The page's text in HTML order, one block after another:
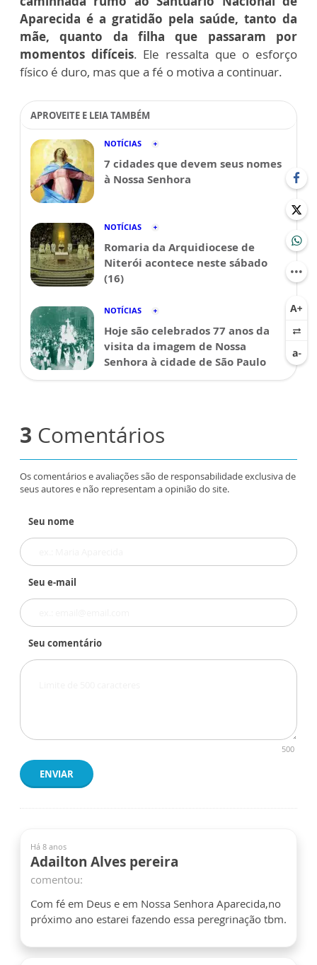
Aparecida é a gratidão pela saúde, tanto da
mãe, quanto da filha que passaram por
momentos difíceis. Ele ressalta que o esforço
físico é duro, mas que a fé o motiva a continuar.
APROVEITE E LEIA TAMBÉM
NOTÍCIAS
7 cidades que devem seus nomes
à Nossa Senhora
NOTÍCIAS
Romaria da Arquidiocese de
Niterói acontece neste sábado
(16)
NOTÍCIAS
Hoje são celebrados 77 anos da
visita da imagem de Nossa
Senhora à cidade de São Paulo
3 Comentários
Os comentários e avaliações são de responsabilidade exclusiva de
seus autores e não representam a opinião do site.
Seu nome
Seu e-mail
Seu comentário
500
ENVIAR
Há 8 anos
Adailton Alves pereira
comentou:
Com fé em Deus e em Nossa Senhora Aparecida,no
próximo ano estarei fazendo essa peregrinação tbm.